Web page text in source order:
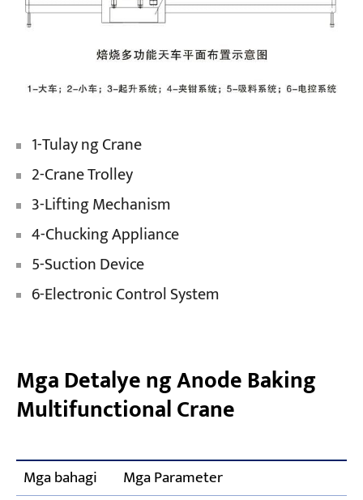
1-Tulay ng Crane
2-Crane Trolley
3-Lifting Mechanism
4-Chucking Appliance
5-Suction Device
6-Electronic Control System
Mga Detalye ng Anode Baking
Multifunctional Crane
Mga bahagi Mga Parameter